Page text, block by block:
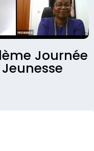
Journée